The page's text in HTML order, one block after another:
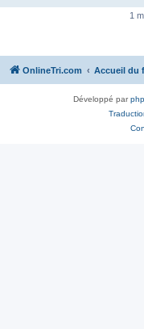
1
OnlineTri.com Accueil du
Développé par